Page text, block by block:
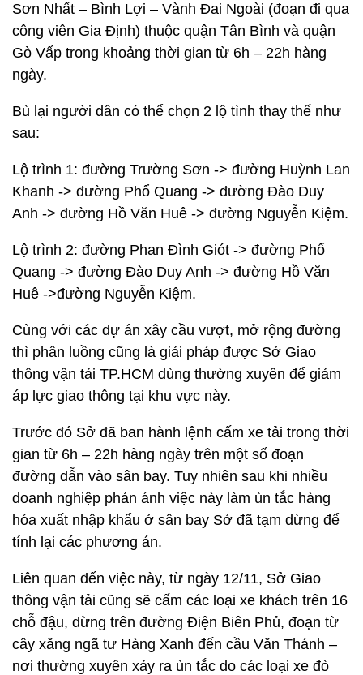
Sơn Nhất – Bình Lợi – Vành Đai Ngoài (đoạn đi qua
công viên Gia Định) thuộc quận Tân Bình và quận
Gò Vấp trong khoảng thời gian từ 6h – 22h hàng
ngày.
Bù lại người dân có thể chọn 2 lộ tình thay thế như
sau:
Lộ trình 1: đường Trường Sơn -> đường Huỳnh Lan
Khanh -> đường Phổ Quang -> đường Đào Duy
Anh -> đường Hồ Văn Huê -> đường Nguyễn Kiệm.
Lộ trình 2: đường Phan Đình Giót -> đường Phổ
Quang -> đường Đào Duy Anh -> đường Hồ Văn
Huê ->đường Nguyễn Kiệm.
Cùng với các dự án xây cầu vượt, mở rộng đường
thì phân luồng cũng là giải pháp được Sở Giao
thông vận tải TP.HCM dùng thường xuyên để giảm
áp lực giao thông tại khu vực này.
Trước đó Sở đã ban hành lệnh cấm xe tải trong thời
gian từ 6h – 22h hàng ngày trên một số đoạn
đường dẫn vào sân bay. Tuy nhiên sau khi nhiều
doanh nghiệp phản ánh việc này làm ùn tắc hàng
hóa xuất nhập khẩu ở sân bay Sở đã tạm dừng để
tính lại các phương án.
Liên quan đến việc này, từ ngày 12/11, Sở Giao
thông vận tải cũng sẽ cấm các loại xe khách trên 16
chỗ đậu, dừng trên đường Điện Biên Phủ, đoạn từ
cây xăng ngã tư Hàng Xanh đến cầu Văn Thánh –
nơi thường xuyên xảy ra ùn tắc do các loại xe đò